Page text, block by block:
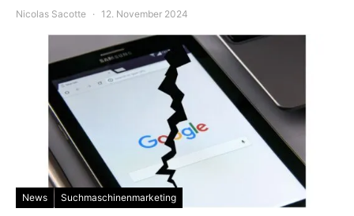
Nicolas Sacotte 12. November 2024
News Suchmaschinenmarketing